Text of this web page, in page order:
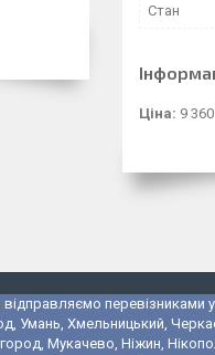
Стан
Ціна: 9
перевізниками
Умань, Хмельницький,
Мукачево, Ніжин,